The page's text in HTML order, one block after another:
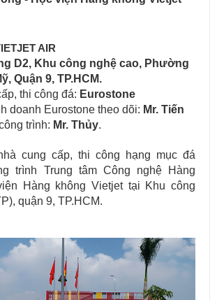
AIR
D2, Khu công nghệ cao, Phường
Quận 9, TP.HCM.
thi công đá: Eurostone
doanh Eurostone theo dõi: Mr. Tiến
trình: Mr. Thủy.
cung cấp, thi công hạng mục đá
trình Trung tâm Công nghệ Hàng
Hàng không Vietjet tại Khu công
quận 9, TP.HCM.